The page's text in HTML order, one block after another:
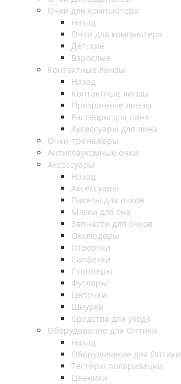
Очки для компьютера
Назад
Очки для компьютера
Детские
Взрослые
Контактные линзы
Назад
Контактные линзы
Прозрачные линзы
Растворы для линз
Аксессуары для линз
Очки-тренажеры
Антиглаукомные очки
Аксессуары
Назад
Аксессуары
Пакеты для очков
Маски для сна
Запчасти для очков
Окклюдеры
Отвёртки
Салфетки
Стопперы
Футляры
Цепочки
Шнурки
Средства для ухода
Оборудование для Оптики
Назад
Оборудование для Оптики
Тестеры поляризации
Ценники